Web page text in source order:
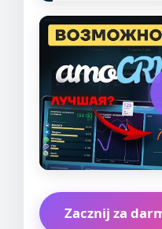
Zacznij za